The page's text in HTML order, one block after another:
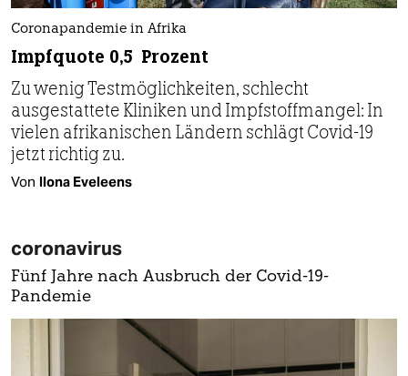
Coronapandemie in Afrika
Impfquote 0,5 Prozent
Zu wenig Testmöglichkeiten, schlecht
ausgestattete Kliniken und Impfstoffmangel: In
vielen afrikanischen Ländern schlägt Covid-19
jetzt richtig zu.
Von Ilona Eveleens
coronavirus
Fünf Jahre nach Ausbruch der Covid-19-
Pandemie